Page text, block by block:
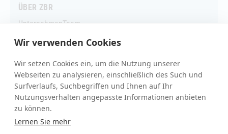
ÜBER ZBR
UnternehmenTeam
B2B SHOP
ShophighlightsLieferprogrammKunde werden
Zugangsvoraussetzungen
Wir verwenden Cookies
Wir setzen Cookies ein, um die Nutzung unserer
Webseiten zu analysieren, einschließlich des Such und
Surfverlaufs, Suchbegriffen und Ihnen auf Ihr
Nutzungsverhalten angepasste Informationen anbieten
zu können.
Lernen Sie mehr